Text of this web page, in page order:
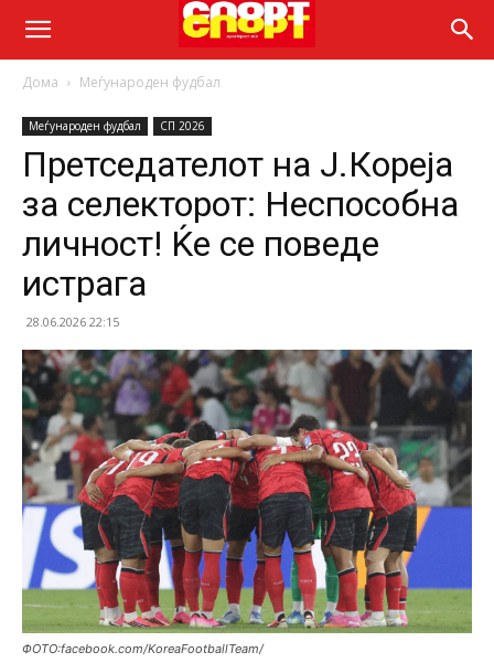
Дома Меѓународен фудбал
Меѓународен фудбал СП 2026
Претседателот на Ј.Кореја
за селекторот: Неспособна
личност! Ќе се поведе
истрага
28.06.2026 22:15
ФОТО:facebook.com/KoreaFootballTeam/